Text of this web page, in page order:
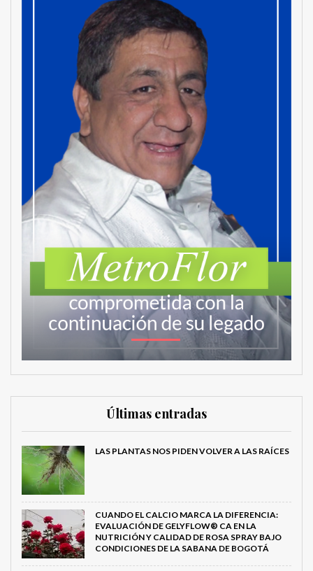
Últimas entradas
LAS PLANTAS NOS PIDEN VOLVER A LAS RAÍCES
CUANDO EL CALCIO MARCA LA DIFERENCIA:
EVALUACIÓN DE GELYFLOW® CA EN LA
NUTRICIÓN Y CALIDAD DE ROSA SPRAY BAJO
CONDICIONES DE LA SABANA DE BOGOTÁ